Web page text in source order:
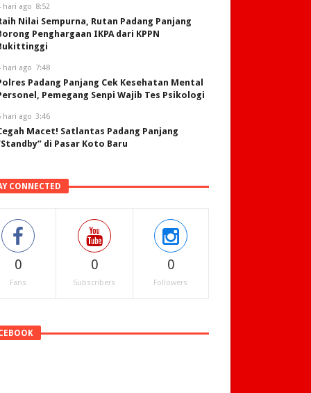
hari ago 8:52
Nilai Sempurna, Rutan Padang Panjang
Penghargaan IKPA dari KPPN
hari ago 7:48
Padang Panjang Cek Kesehatan Mental
Pemegang Senpi Wajib Tes Psikologi
hari ago 3:46
Macet! Satlantas Padang Panjang
di Pasar Koto Baru
CONNECTED
0
Fans
0
Subscribers
0
Followers